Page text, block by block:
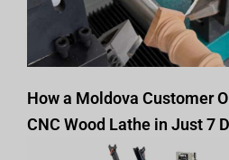
How a Moldova Customer
CNC Wood Lathe in Just 7